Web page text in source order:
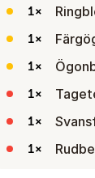
1×
1×
1×
1×
1×
1×